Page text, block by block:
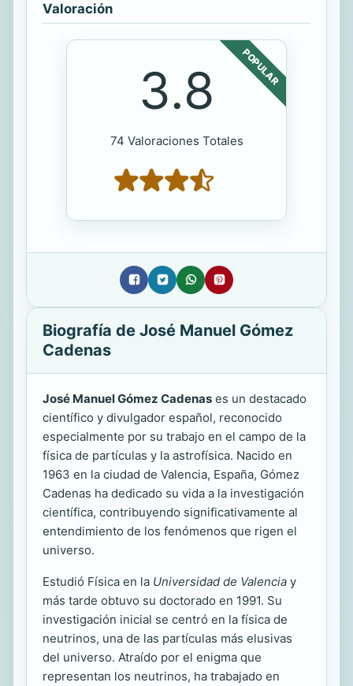
Valoración
POPULAR
3.8
74 Valoraciones Totales
Biografía de José Manuel Gómez
Cadenas
José Manuel Gómez Cadenas es un destacado
científico y divulgador español, reconocido
especialmente por su trabajo en el campo de la
física de partículas y la astrofísica. Nacido en
1963 en la ciudad de Valencia, España, Gómez
Cadenas ha dedicado su vida a la investigación
científica, contribuyendo significativamente al
entendimiento de los fenómenos que rigen el
universo.
Estudió Física en la Universidad de Valencia y
más tarde obtuvo su doctorado en 1991. Su
investigación inicial se centró en la física de
neutrinos, una de las partículas más elusivas
del universo. Atraído por el enigma que
representan los neutrinos, ha trabajado en